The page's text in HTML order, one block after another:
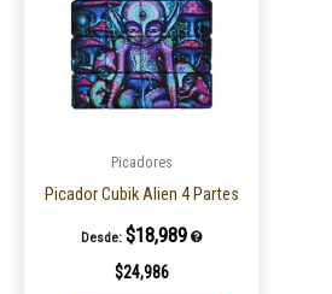
Picadores
Picador Cubik Alien 4 Partes
Desde: $18,989
$24,986